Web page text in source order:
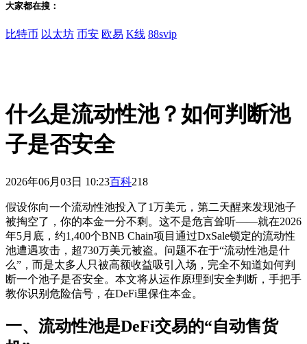
大家都在搜：
比特币 以太坊 币安 欧易 K线 88svip
什么是流动性池？如何判断池
子是否安全
2026年06月03日 10:23百科218
假设你向一个流动性池投入了1万美元，第二天醒来发现池子
被掏空了，你的本金一分不剩。这不是危言耸听——就在2026
年5月底，约1,400个BNB Chain项目通过DxSale锁定的流动性
池遭遇攻击，超730万美元被盗。问题不在于“流动性池是什
么”，而是太多人只被高额收益吸引入场，完全不知道如何判
断一个池子是否安全。本文将从运作原理到安全判断，手把手
教你识别危险信号，在DeFi里保住本金。
一、流动性池是DeFi交易的“自动售货